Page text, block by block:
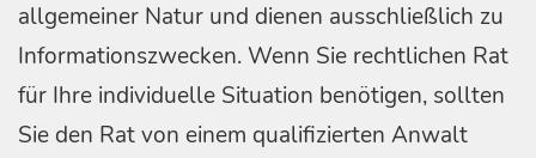
allgemeiner Natur und dienen ausschließlich zu
Informationszwecken. Wenn Sie rechtlichen Rat
für Ihre individuelle Situation benötigen, sollten
Sie den Rat von einem qualifizierten Anwalt